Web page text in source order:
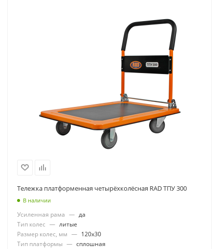
Тележка платформенная четырёхколёсная RAD ТПУ 300
В наличии
Усиленная рама — да
Тип колес — литые
Размер колес, мм — 120x30
Тип платформы — сплошная